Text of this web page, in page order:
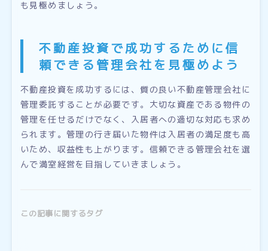
も見極めましょう。
不動産投資で成功するために信
頼できる管理会社を見極めよう
不動産投資を成功するには、質の良い不動産管理会社に
管理委託することが必要です。大切な資産である物件の
管理を任せるだけでなく、入居者への適切な対応も求め
られます。管理の行き届いた物件は入居者の満足度も高
いため、収益性も上がります。信頼できる管理会社を選
んで満室経営を目指していきましょう。
この記事に関するタグ